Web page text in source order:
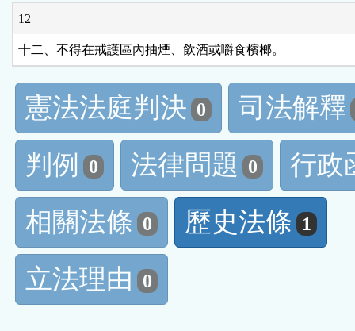
12
十二、不得在戒護區內抽煙、飲酒或嚼食檳榔。
憲法法庭判決 0
司法解釋
判例
0 法律問題 0
行政
相關法條 0 歷史法條 1
立法理由 0